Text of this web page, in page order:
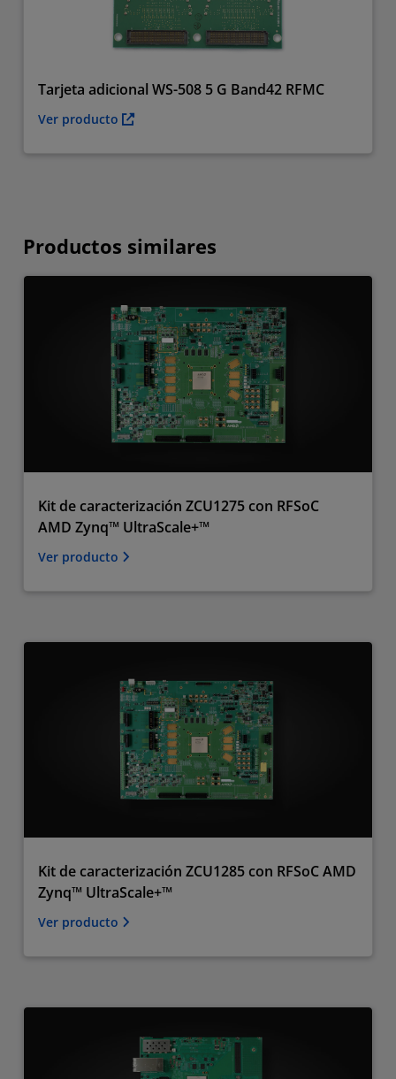
Tarjeta adicional WS-508 5 G Band42 RFMC
Ver producto
Productos similares
Kit de caracterización ZCU1275 con RFSoC
AMD Zynq™ UltraScale+™
Ver producto
Kit de caracterización ZCU1285 con RFSoC AMD
Zynq™ UltraScale+™
Ver producto